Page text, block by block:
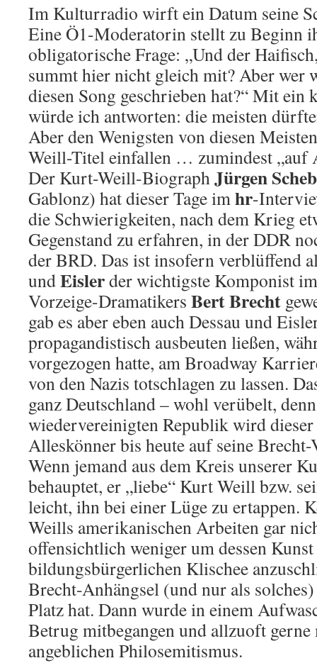
Im Kulturradio wirft ein Datum seine
Eine Ö1-Moderatorin stellt zu Beginn
obligatorische Frage: „Und der
summt hier nicht gleich mit? Aber wer
diesen Song geschrieben hat?“ Mit
würde ich antworten: die meisten
Aber den Wenigsten von diesen
Weill-Titel einfallen … zumindest „auf
Der Kurt-Weill-BiographJürgen
Gablonz) hat dieser Tage imhr-
die Schwierigkeiten, nach dem Krieg
Gegenstand zu erfahren, in der DDR
der BRD. Das ist insofern verblüffend
undEislerder wichtigste Komponist
Vorzeige-Dramatikers Bert Brecht
gab es aber eben auch Dessau und
propagandistisch ausbeuten ließen,
vorgezogen hatte, am Broadway
von den Nazis totschlagen zu lassen.
ganz Deutschland – wohl verübelt,
wiedervereinigten Republik wird dieser
Alleskönner bis heute auf seine
Wenn jemand aus dem Kreis unserer
behauptet, er „liebe“ Kurt Weill bzw.
leicht, ihn bei einer Lüge zu ertappen.
Weills amerikanischen Arbeiten gar
offensichtlich weniger um dessen
bildungsbürgerlichen Klischee
Brecht-Anhängsel (und nur als
Platz hat. Dann wurde in einem
Betrug mitbegangen und allzuoft
angeblichen Philosemitismus.